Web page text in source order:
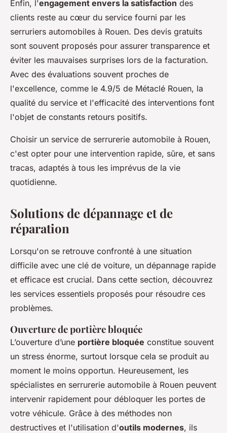
Enfin, l'engagement envers la satisfaction des
clients reste au cœur du service fourni par les
serruriers automobiles à Rouen. Des devis gratuits
sont souvent proposés pour assurer transparence et
éviter les mauvaises surprises lors de la facturation.
Avec des évaluations souvent proches de
l'excellence, comme le 4.9/5 de Métaclé Rouen, la
qualité du service et l'efficacité des interventions font
l'objet de constants retours positifs.
Choisir un service de serrurerie automobile à Rouen,
c'est opter pour une intervention rapide, sûre, et sans
tracas, adaptés à tous les imprévus de la vie
quotidienne.
Solutions de dépannage et de
réparation
Lorsqu'on se retrouve confronté à une situation
difficile avec une clé de voiture, un dépannage rapide
et efficace est crucial. Dans cette section, découvrez
les services essentiels proposés pour résoudre ces
problèmes.
Ouverture de portière bloquée
L’ouverture d’une portière bloquée constitue souvent
un stress énorme, surtout lorsque cela se produit au
moment le moins opportun. Heureusement, les
spécialistes en serrurerie automobile à Rouen peuvent
intervenir rapidement pour débloquer les portes de
votre véhicule. Grâce à des méthodes non
destructives et l'utilisation d'outils modernes, ils